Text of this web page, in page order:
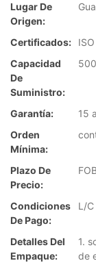
Lugar De
Origen:
Certificados:
Capacidad
De
Suministro:
Garantía:
15
Orden
Mínima:
Plazo De
Precio:
Condiciones
De Pago:
L/
Detalles Del
Empaque:
1.
de